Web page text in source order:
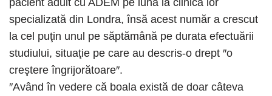
pacient adult cu ADEM pe lună la clinica lor
specializată din Londra, însă acest număr a crescut
la cel puţin unul pe săptămână pe durata efectuării
studiului, situaţie pe care au descris-o drept ″o
creştere îngrijorătoare″⁣.
″Având în vedere că boala există de doar câteva